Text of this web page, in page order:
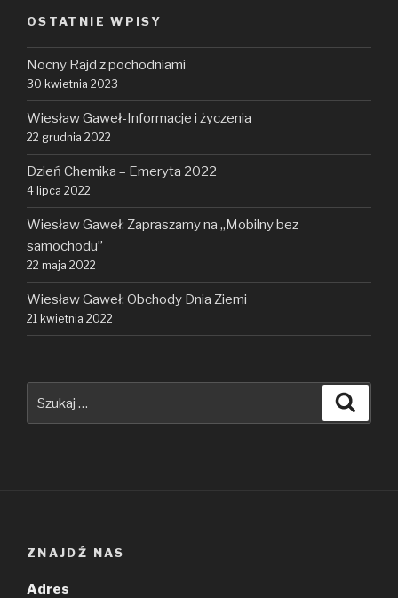
OSTATNIE WPISY
Nocny Rajd z pochodniami
30 kwietnia 2023
Wiesław Gaweł-Informacje i życzenia
22 grudnia 2022
Dzień Chemika – Emeryta 2022
4 lipca 2022
Wiesław Gaweł: Zapraszamy na „Mobilny bez
samochodu”
22 maja 2022
Wiesław Gaweł: Obchody Dnia Ziemi
21 kwietnia 2022
ZNAJDŹ NAS
Adres